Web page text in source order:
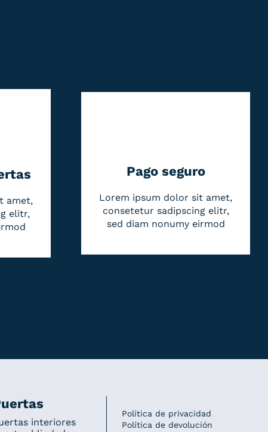
amet,
elitr,
Pago seguro
Lorem ipsum dolor sit amet,
consetetur sadipscing elitr,
sed diam nonumy eirmod
interiores
Política de privacidad
Política de devolución